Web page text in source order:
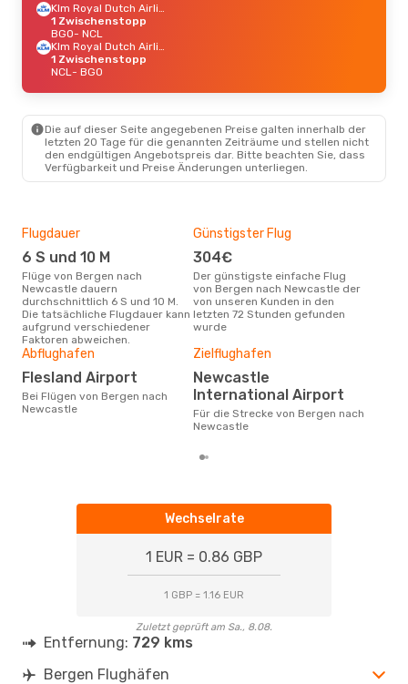
Klm Royal Dutch Airlines
1 Zwischenstopp
BGO- NCL
Klm Royal Dutch Airlines
1 Zwischenstopp
NCL- BGO
Die auf dieser Seite angegebenen Preise galten innerhalb der
letzten 20 Tage für die genannten Zeiträume und stellen nicht
den endgültigen Angebotspreis dar. Bitte beachten Sie, dass
Verfügbarkeit und Preise Änderungen unterliegen.
Flugdauer
6 S und 10 M
Flüge von Bergen nach
Newcastle dauern
durchschnittlich 6 S und 10 M.
Die tatsächliche Flugdauer kann
aufgrund verschiedener
Faktoren abweichen.
Günstigster Flug
304€
Der günstigste einfache Flug
von Bergen nach Newcastle der
von unseren Kunden in den
letzten 72 Stunden gefunden
wurde
Abflughafen
Flesland Airport
Bei Flügen von Bergen nach
Newcastle
Zielflughafen
Newcastle
International Airport
Für die Strecke von Bergen nach
Newcastle
Wechselrate
1 EUR = 0.86 GBP
1 GBP = 1.16 EUR
Zuletzt geprüft am Sa., 8.08.
Entfernung: 729 kms
Bergen Flughäfen